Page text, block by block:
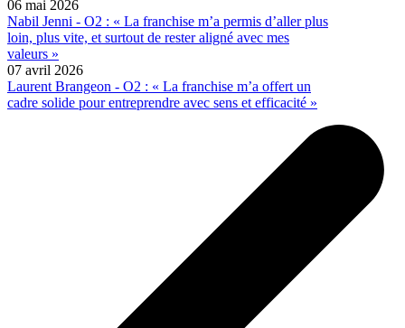
06 mai 2026
Nabil Jenni - O2 : « La franchise m’a permis d’aller plus
loin, plus vite, et surtout de rester aligné avec mes
valeurs »
07 avril 2026
Laurent Brangeon - O2 : « La franchise m’a offert un
cadre solide pour entreprendre avec sens et efficacité »